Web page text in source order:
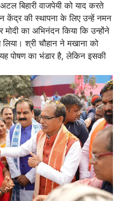
बिहारी वाजपेयी को याद करते
केंद्र की स्थापना के लिए उन्हें नमन
मोदी का अभिनंदन किया कि उन्होंने
लिया। श्री चौहान ने मखाना को
पोषण का भंडार है, लेकिन इसकी